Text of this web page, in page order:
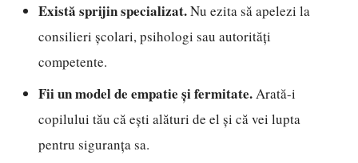
Există sprijin specializat.Nu ezita să apelezi la
consilieri școlari, psihologi sau autorități
competente.
Fii un model de empatie și fermitate.Arată-i
copilului tău că ești alături de el și că vei lupta
pentru siguranța sa.